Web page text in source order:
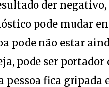
der negativo,
pode mudar
pode não estar
pode ser portador
pessoa fica gripada